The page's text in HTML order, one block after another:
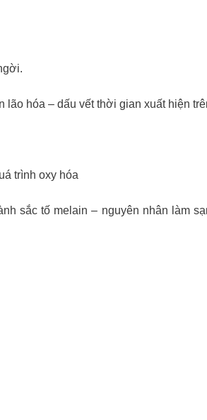
hóa – dấu vết thời gian xuất hiện
trình oxy hóa
sắc tố melain – nguyên nhân làm